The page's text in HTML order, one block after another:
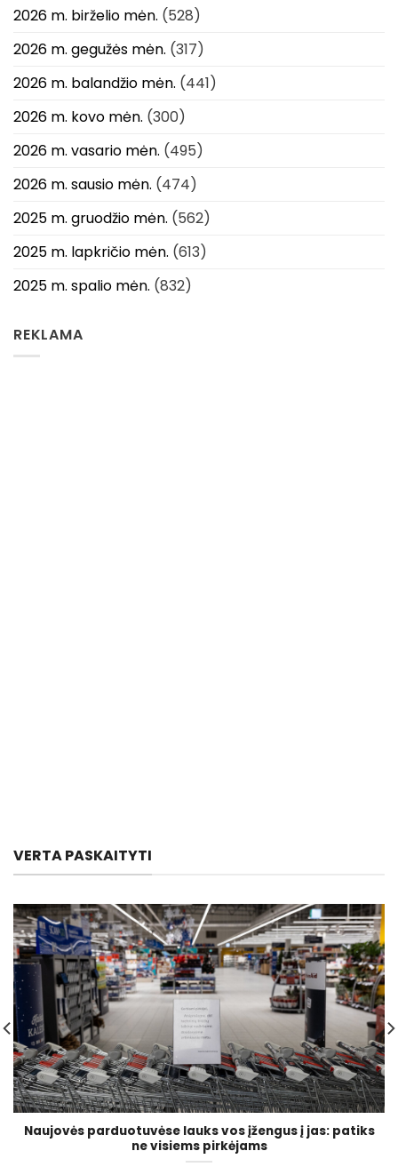
2026 m. birželio mėn. (528)
2026 m. gegužės mėn. (317)
2026 m. balandžio mėn. (441)
2026 m. kovo mėn. (300)
2026 m. vasario mėn. (495)
2026 m. sausio mėn. (474)
2025 m. gruodžio mėn. (562)
2025 m. lapkričio mėn. (613)
2025 m. spalio mėn. (832)
REKLAMA
VERTA PASKAITYTI
Naujovės parduotuvėse lauks vos įžengus į jas: patiks
ne visiems pirkėjams